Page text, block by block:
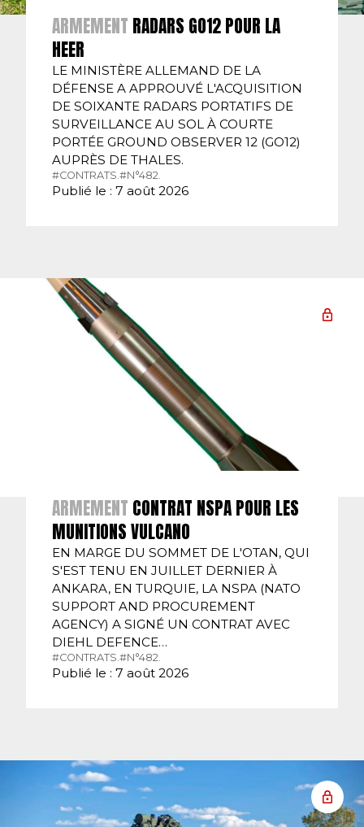
ARMEMENT RADARS GO12 POUR LA
HEER
LE MINISTÈRE ALLEMAND DE LA
DÉFENSE A APPROUVÉ L'ACQUISITION
DE SOIXANTE RADARS PORTATIFS DE
SURVEILLANCE AU SOL À COURTE
PORTÉE GROUND OBSERVER 12 (GO12)
AUPRÈS DE THALES.
#CONTRATS. #N°482.
Publié le : 7 août 2026
ARMEMENT CONTRAT NSPA POUR LES
MUNITIONS VULCANO
EN MARGE DU SOMMET DE L'OTAN, QUI
S'EST TENU EN JUILLET DERNIER À
ANKARA, EN TURQUIE, LA NSPA (NATO
SUPPORT AND PROCUREMENT
AGENCY) A SIGNÉ UN CONTRAT AVEC
DIEHL DEFENCE…
#CONTRATS. #N°482.
Publié le : 7 août 2026